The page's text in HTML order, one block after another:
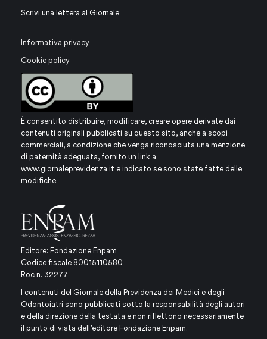
Scrivi una lettera al Giornale
Informativa privacy
Cookie policy
È consentito distribuire, modificare, creare opere derivate dai
contenuti originali pubblicati su questo sito, anche a scopi
commerciali, a condizione che venga riconosciuta una menzione
di paternità adeguata, fornito un link a
www.giornaleprevidenza.it e indicato se sono state fatte delle
modifiche.
Editore: Fondazione Enpam
Codice fiscale 80015110580
Roc n. 32277
I contenuti del Giornale della Previdenza dei Medici e degli
Odontoiatri sono pubblicati sotto la responsabilità degli autori
e della direzione della testata e non riflettono necessariamente
il punto di vista dell’editore Fondazione Enpam.